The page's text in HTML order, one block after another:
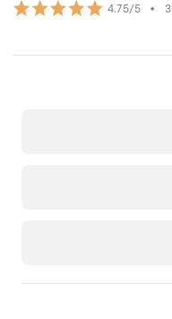
4.75/5 • 3